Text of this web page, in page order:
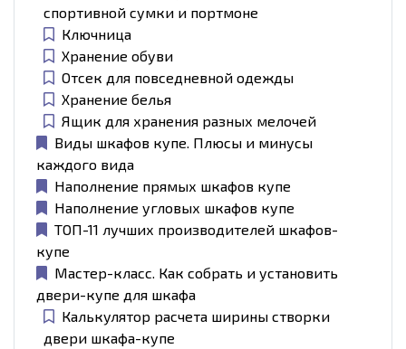
спортивной сумки и портмоне
Ключница
Хранение обуви
Отсек для повседневной одежды
Хранение белья
Ящик для хранения разных мелочей
Виды шкафов купе. Плюсы и минусы
каждого вида
Наполнение прямых шкафов купе
Наполнение угловых шкафов купе
ТОП-11 лучших производителей шкафов-
купе
Мастер-класс. Как собрать и установить
двери-купе для шкафа
Калькулятор расчета ширины створки
двери шкафа-купе